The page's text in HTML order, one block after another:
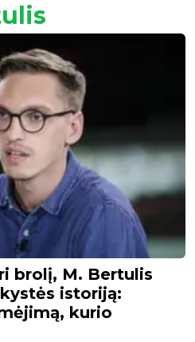
brolį, M. Bertulis
istoriją:
kurio